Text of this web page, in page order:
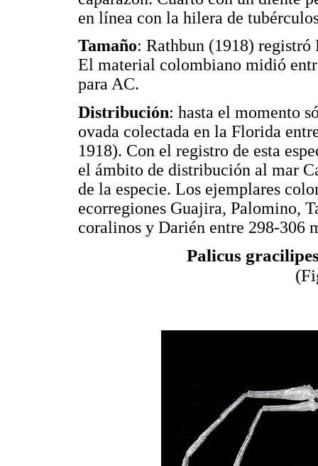
en línea con la hilera de
Tamaño: Rathbun (1918)
El material colombiano midió
para AC.
Distribución: hasta el momento
ovada colectada en la Florida
1918). Con el registro de esta
el ámbito de distribución al mar
de la especie. Los ejemplares
ecorregiones Guajira, Palomino,
coralinos y Darién entre 298-306
Palicus